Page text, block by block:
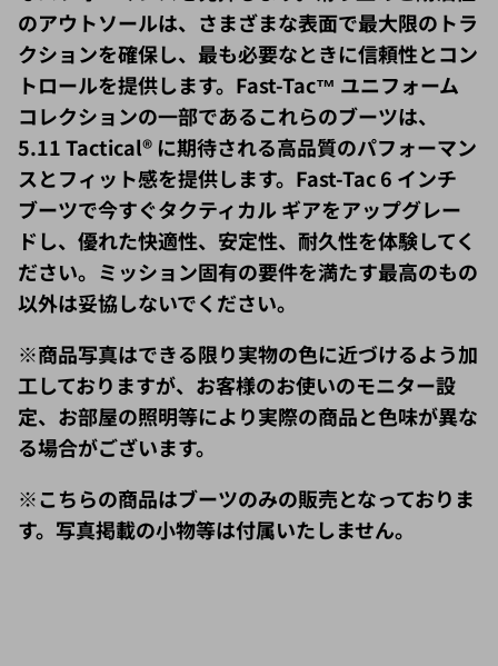
クションを確保し、最も必要なときに信頼性とコン
トロールを提供します。Fast-Tac™ ユニフォーム
コレクションの一部であるこれらのブーツは、
5.11 Tactical® に期待される高品質のパフォーマン
スとフィット感を提供します。Fast-Tac 6 インチ
ブーツで今すぐタクティカル ギアをアップグレー
ドし、優れた快適性、安定性、耐久性を体験してく
ださい。ミッション固有の要件を満たす最高のもの
以外は妥協しないでください。
工しておりますが、お客様のお使いのモニター設
定、お部屋の照明等により実際の商品と色味が異な
る場合がございます。
す。写真掲載の小物等は付属いたしません。